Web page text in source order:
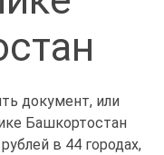
документ, или
Башкортостан
в 44 городах,